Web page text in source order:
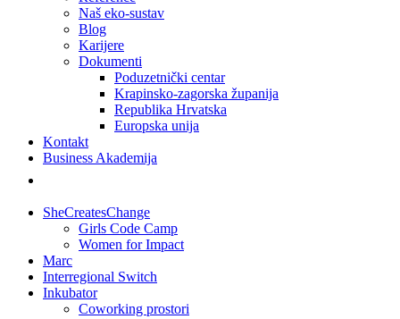
Naš eko-sustav
Blog
Karijere
Dokumenti
Poduzetnički centar
Krapinsko-zagorska županija
Republika Hrvatska
Europska unija
Kontakt
Business Akademija
SheCreatesChange
Girls Code Camp
Women for Impact
Marc
Interregional Switch
Inkubator
Coworking prostori